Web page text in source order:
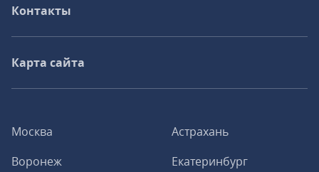
Москва
Астрахань
Воронеж
Екатеринбург
Контакты
Карта сайта